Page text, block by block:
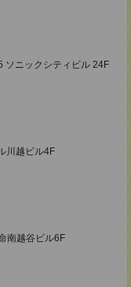
ソニックシティビル 24F
川越ビル4F
南越谷ビル6F